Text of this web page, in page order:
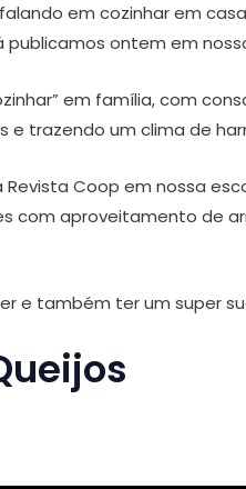
em cozinhar em
publicamos ontem em
em família, com
trazendo um clima de
Coop em nossa
com aproveitamento de
e também ter um super